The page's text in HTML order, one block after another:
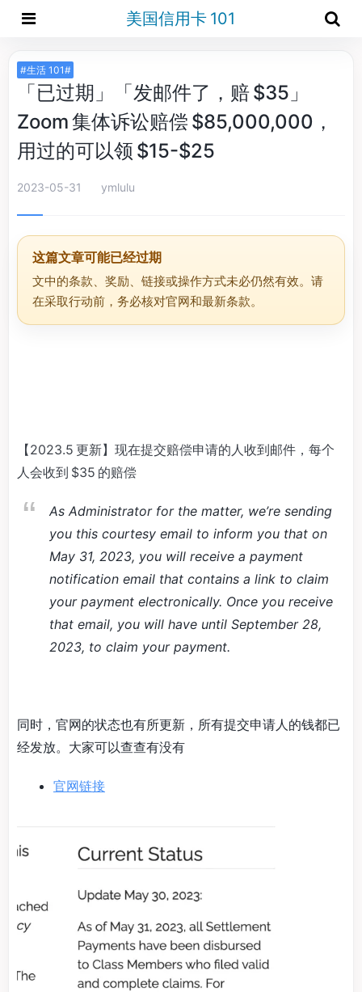
美国信用卡 101
#生活 101#
「已过期」「发邮件了，赔 $35」
Zoom 集体诉讼赔偿 $85,000,000，
用过的可以领 $15-$25
2023-05-31 ymlulu
这篇文章可能已经过期
文中的条款、奖励、链接或操作方式未必仍然有效。请
在采取行动前，务必核对官网和最新条款。
【2023.5 更新】现在提交赔偿申请的人收到邮件，每个
人会收到 $35 的赔偿
As Administrator for the matter, we’re sending
you this courtesy email to inform you that on
May 31, 2023, you will receive a payment
notification email that contains a link to claim
your payment electronically. Once you receive
that email, you will have until September 28,
2023, to claim your payment.
同时，官网的状态也有所更新，所有提交申请人的钱都已
经发放。大家可以查查有没有
官网链接